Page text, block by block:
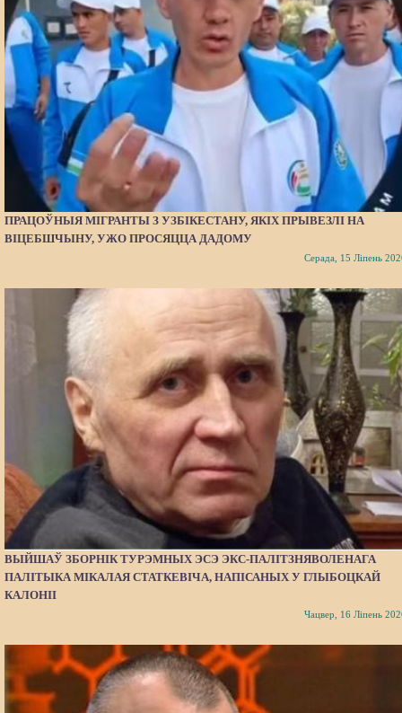
ПРАЦОЎНЫЯ МІГРАНТЫ З УЗБІКЕСТАНУ, ЯКІХ ПРЫВЕЗЛІ НА
ВІЦЕБШЧЫНУ, УЖО ПРОСЯЦЦА ДАДОМУ
Серада, 15 Ліпень
ВЫЙШАЎ ЗБОРНІК ТУРЭМНЫХ ЭСЭ ЭКС-ПАЛІТЗНЯВОЛЕНАГА
ПАЛІТЫКА МІКАЛАЯ СТАТКЕВІЧА, НАПІСАНЫХ У ГЛЫБОЦКАЙ
КАЛОНІІ
Чацвер, 16 Ліпень